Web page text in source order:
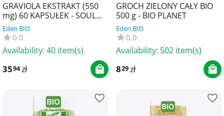
GRAVIOLA EKSTRAKT (550
mg) 60 KAPSUŁEK - SOUL
FARM
Eden BIO
0.0
Availability: 40 item(s)
3594zł
GROCH ZIELONY CAŁY BIO
500 g - BIO PLANET
Eden BIO
0.0
Availability: 502 item(s)
829zł